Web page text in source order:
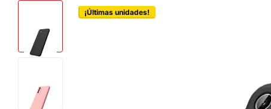
¡Últimas unidades!